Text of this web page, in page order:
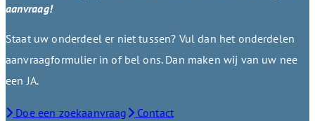
aanvraag!
Staat uw onderdeel er niet tussen? Vul dan het onderdelen
aanvraagformulier in of bel ons. Dan maken wij van uw nee
een JA.
Doe een zoekaanvraag Contact